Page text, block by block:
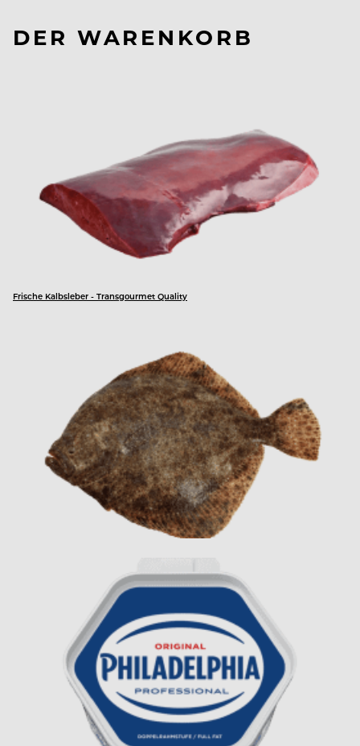
DER WARENKORB
Frische Kalbsleber - Transgourmet Quality